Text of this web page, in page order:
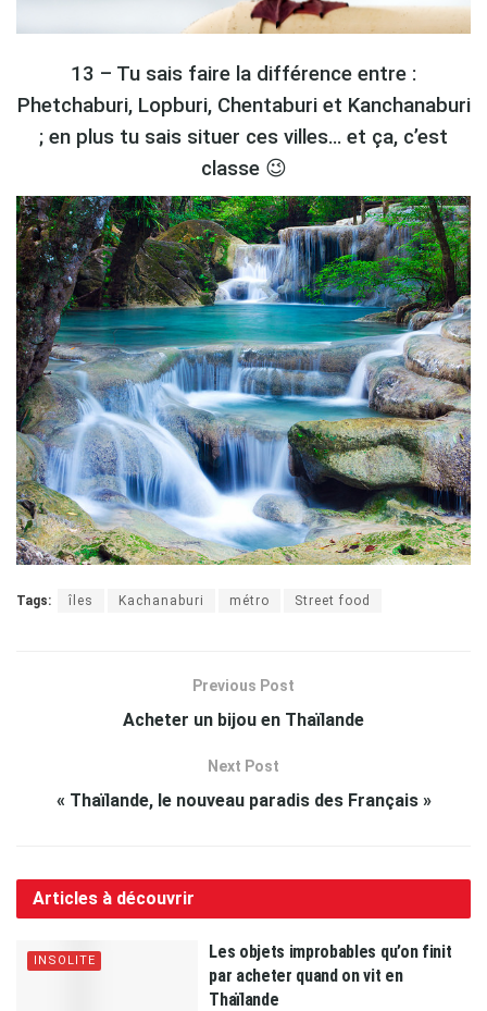
13 – Tu sais faire la différence entre :
Phetchaburi, Lopburi, Chentaburi et Kanchanaburi
; en plus tu sais situer ces villes… et ça, c’est
classe 😉
Tags: îles Kachanaburi métro Street food
Previous Post
Acheter un bijou en Thaïlande
Next Post
« Thaïlande, le nouveau paradis des Français »
Articles à découvrir
INSOLITE
Les objets improbables qu’on finit
par acheter quand on vit en
Thaïlande